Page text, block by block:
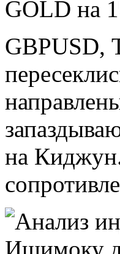
GBPUSD,
на